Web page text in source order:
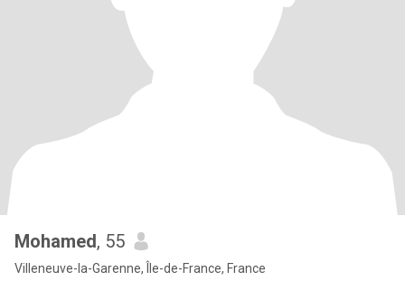
Mohamed, 55
Villeneuve-la-Garenne, Île-de-France, France